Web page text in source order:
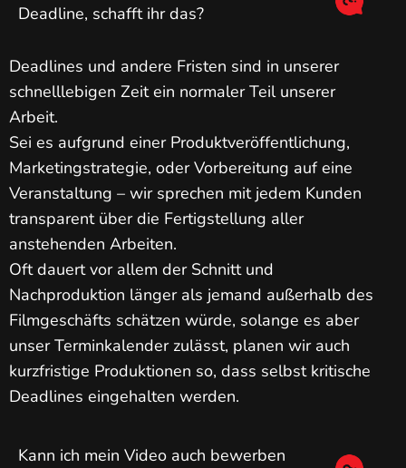
Deadline, schafft ihr das?
Deadlines und andere Fristen sind in unserer
schnelllebigen Zeit ein normaler Teil unserer
Arbeit.
Sei es aufgrund einer Produktveröffentlichung,
Marketingstrategie, oder Vorbereitung auf eine
Veranstaltung – wir sprechen mit jedem Kunden
transparent über die Fertigstellung aller
anstehenden Arbeiten.
Oft dauert vor allem der Schnitt und
Nachproduktion länger als jemand außerhalb des
Filmgeschäfts schätzen würde, solange es aber
unser Terminkalender zulässt, planen wir auch
kurzfristige Produktionen so, dass selbst kritische
Deadlines eingehalten werden.
Kann ich mein Video auch bewerben